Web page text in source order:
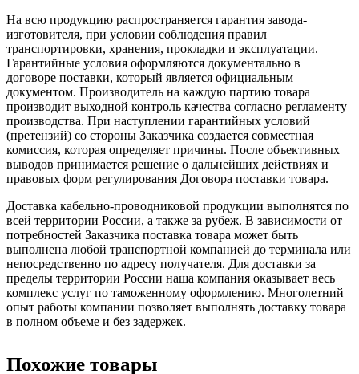
На всю продукцию распространяется гарантия завода-
изготовителя, при условии соблюдения правил
транспортировки, хранения, прокладки и эксплуатации.
Гарантийные условия оформляются документально в
договоре поставки, который является официальным
документом. Производитель на каждую партию товара
производит выходной контроль качества согласно регламенту
производства. При наступлении гарантийных условий
(претензий) со стороны Заказчика создается совместная
комиссия, которая определяет причины. После объективных
выводов принимается решение о дальнейших действиях и
правовых форм регулирования Договора поставки товара.
Доставка кабельно-проводниковой продукции выполнятся по
всей территории России, а также за рубеж. В зависимости от
потребностей Заказчика поставка товара может быть
выполнена любой транспортной компанией до терминала или
непосредственно по адресу получателя. Для доставки за
пределы территории России наша компания оказывает весь
комплекс услуг по таможенному оформлению. Многолетний
опыт работы компании позволяет выполнять доставку товара
в полном объеме и без задержек.
Похожие товары